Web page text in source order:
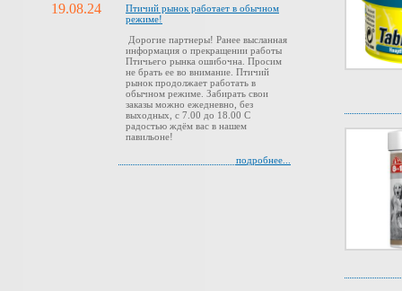
19.08.24
Птичий рынок работает в обычном
режиме!
Дорогие партнеры! Ранее высланная
информация о прекращении работы
Птичьего рынка ошибочна. Просим
не брать ее во внимание. Птичий
рынок продолжает работать в
обычном режиме. Забирать свои
заказы можно ежедневно, без
выходных, с 7.00 до 18.00 С
радостью ждём вас в нашем
павильоне!
подробнее...